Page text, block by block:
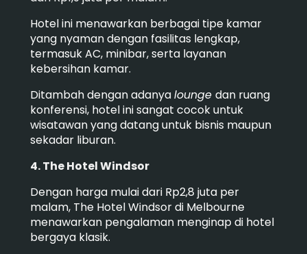
Hotel ini menawarkan berbagai tipe kamar
yang nyaman dengan fasilitas lengkap,
termasuk AC, minibar, serta layanan
kebersihan kamar.
Ditambah dengan adanyalounge dan ruang
konferensi, hotel ini sangat cocok untuk
wisatawan yang datang untuk bisnis maupun
sekadar liburan.
4. The Hotel Windsor
Dengan harga mulai dari Rp2,8 juta per
malam, The Hotel Windsor di Melbourne
menawarkan pengalaman menginap di hotel
bergaya klasik.